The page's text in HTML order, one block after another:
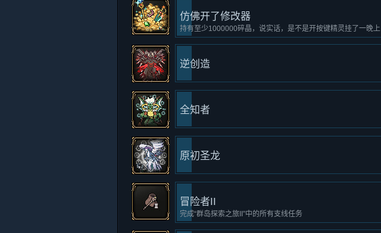
仿佛开了修改器
持有至少1000000碎晶，说实话，是不是开按键精灵挂了一晚上
逆创造
全知者
原初圣龙
冒险者II
完成“群岛探索之旅II”中的所有支线任务